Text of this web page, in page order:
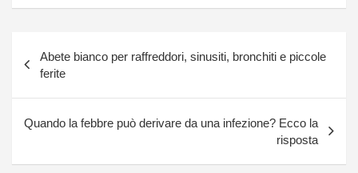
articoli
Abete bianco per raffreddori, sinusiti, bronchiti e piccole
ferite
Quando la febbre può derivare da una infezione? Ecco la
risposta